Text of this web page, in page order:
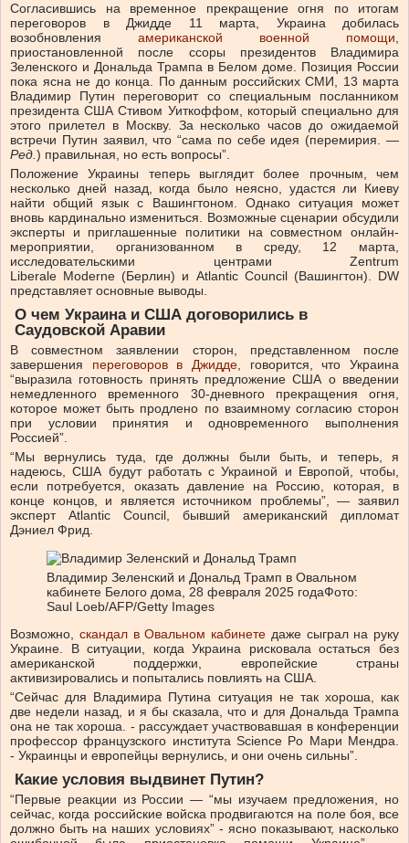
Согласившись на временное прекращение огня по итогам
переговоров в Джидде 11 марта, Украина добилась
возобновления американской военной помощи,
приостановленной после ссоры президентов Владимира
Зеленского и Дональда Трампа в Белом доме. Позиция России
пока ясна не до конца. По данным российских СМИ, 13 марта
Владимир Путин переговорит со специальным посланником
президента США Стивом Уиткоффом, который специально для
этого прилетел в Москву. За несколько часов до ожидаемой
встречи Путин заявил, что “сама по себе идея (перемирия. —
Ред.) правильная, но есть вопросы”.
Положение Украины теперь выглядит более прочным, чем
несколько дней назад, когда было неясно, удастся ли Киеву
найти общий язык с Вашингтоном. Однако ситуация может
вновь кардинально измениться. Возможные сценарии обсудили
эксперты и приглашенные политики на совместном онлайн-
мероприятии, организованном в среду, 12 марта,
исследовательскими центрами Zentrum
Liberale Moderne (Берлин) и Atlantic Council (Вашингтон). DW
представляет основные выводы.
О чем Украина и США договорились в
Саудовской Аравии
В совместном заявлении сторон, представленном после
завершения переговоров в Джидде, говорится, что Украина
“выразила готовность принять предложение США о введении
немедленного временного 30-дневного прекращения огня,
которое может быть продлено по взаимному согласию сторон
при условии принятия и одновременного выполнения
Россией”.
“Мы вернулись туда, где должны были быть, и теперь, я
надеюсь, США будут работать с Украиной и Европой, чтобы,
если потребуется, оказать давление на Россию, которая, в
конце концов, и является источником проблемы”, — заявил
эксперт Atlantic Council, бывший американский дипломат
Дэниел Фрид.
Владимир Зеленский и Дональд Трамп в Овальном
кабинете Белого дома, 28 февраля 2025 годаФото:
Saul Loeb/AFP/Getty Images
Возможно, скандал в Овальном кабинете даже сыграл на руку
Украине. В ситуации, когда Украина рисковала остаться без
американской поддержки, европейские страны
активизировались и попытались повлиять на США.
“Сейчас для Владимира Путина ситуация не так хороша, как
две недели назад, и я бы сказала, что и для Дональда Трампа
она не так хороша. - рассуждает участвовавшая в конференции
профессор французского института Science Po Мари Мендра.
- Украинцы и европейцы вернулись, и они очень сильны”.
Какие условия выдвинет Путин?
“Первые реакции из России — “мы изучаем предложения, но
сейчас, когда российские войска продвигаются на поле боя, все
должно быть на наших условиях” - ясно показывают, насколько